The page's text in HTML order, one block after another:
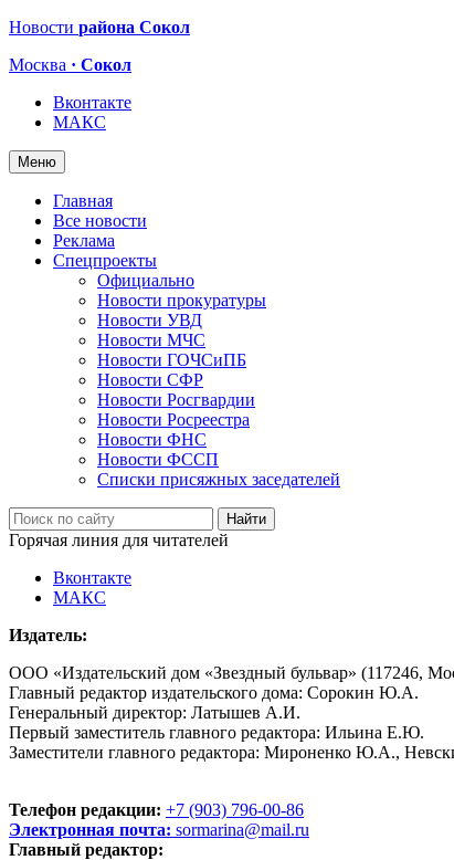
Новости района Сокол
Москва · Сокол
Вконтакте
МАКС
Меню
Главная
Все новости
Реклама
Спецпроекты
Официально
Новости прокуратуры
Новости УВД
Новости МЧС
Новости ГОЧСиПБ
Новости СФР
Новости Росгвардии
Новости Росреестра
Новости ФНС
Новости ФССП
Списки присяжных заседателей
Горячая линия для читателей
Вконтакте
МАКС
Издатель:
ООО «Издательский дом «Звездный бульвар» (117246,
Главный редактор издательского дома: Сорокин Ю.А.
Генеральный директор: Латышев А.И.
Первый заместитель главного редактора: Ильина Е.Ю.
Заместители главного редактора: Мироненко Ю.А.,
Телефон редакции: +7 (903) 796-00-86
Электронная почта: sormarina@mail.ru
Главный редактор: